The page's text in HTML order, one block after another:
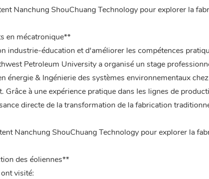
Nanchung ShouChuang Technology pour explorer la
en mécatronique**
éducation et d'améliorer les compétences
Petroleum University a organisé un stage
énergie & Ingénierie des systèmes environnementaux chez
à une expérience pratique dans les lignes de
directe de la transformation de la fabrication
des éoliennes**
visité: